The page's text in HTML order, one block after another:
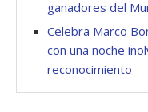
ganadores del
Celebra Marco
con una noche
reconocimiento